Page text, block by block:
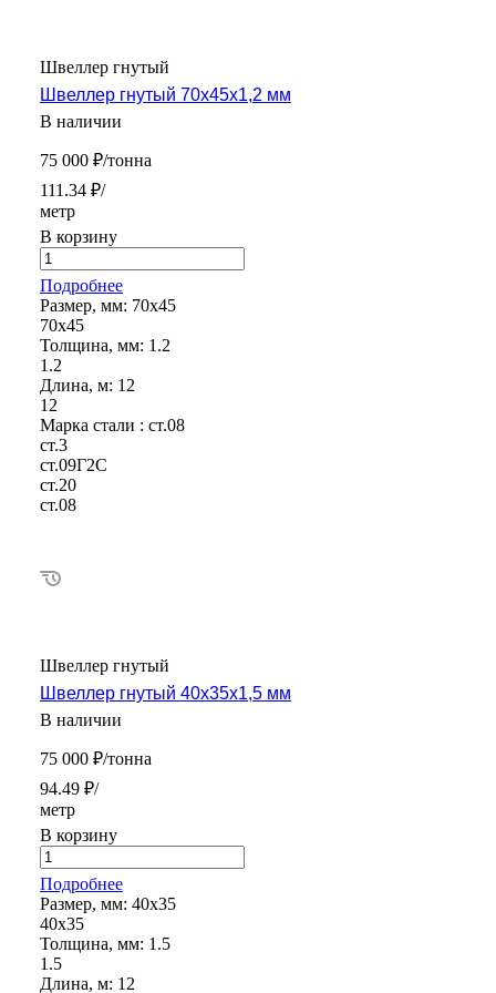
Швеллер гнутый
Швеллер гнутый 70х45х1,2 мм
В наличии
75 000 ₽/тонна
111.34 ₽/
метр
В корзину
Подробнее
Размер, мм: 70х45
70х45
Толщина, мм: 1.2
1.2
Длина, м: 12
12
Марка стали : ст.08
ст.3
ст.09Г2С
ст.20
ст.08
Швеллер гнутый
Швеллер гнутый 40х35х1,5 мм
В наличии
75 000 ₽/тонна
94.49 ₽/
метр
В корзину
Подробнее
Размер, мм: 40х35
40х35
Толщина, мм: 1.5
1.5
Длина, м: 12